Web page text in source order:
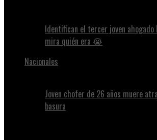
Identifican el tercer joven
mira quién era 😭
Nacionales
Joven chofer de 26 años muere
basura